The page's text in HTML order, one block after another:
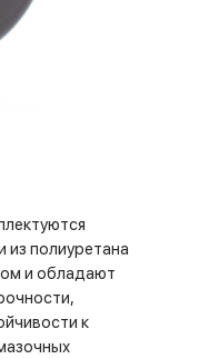
из полиуретана
и обладают
к